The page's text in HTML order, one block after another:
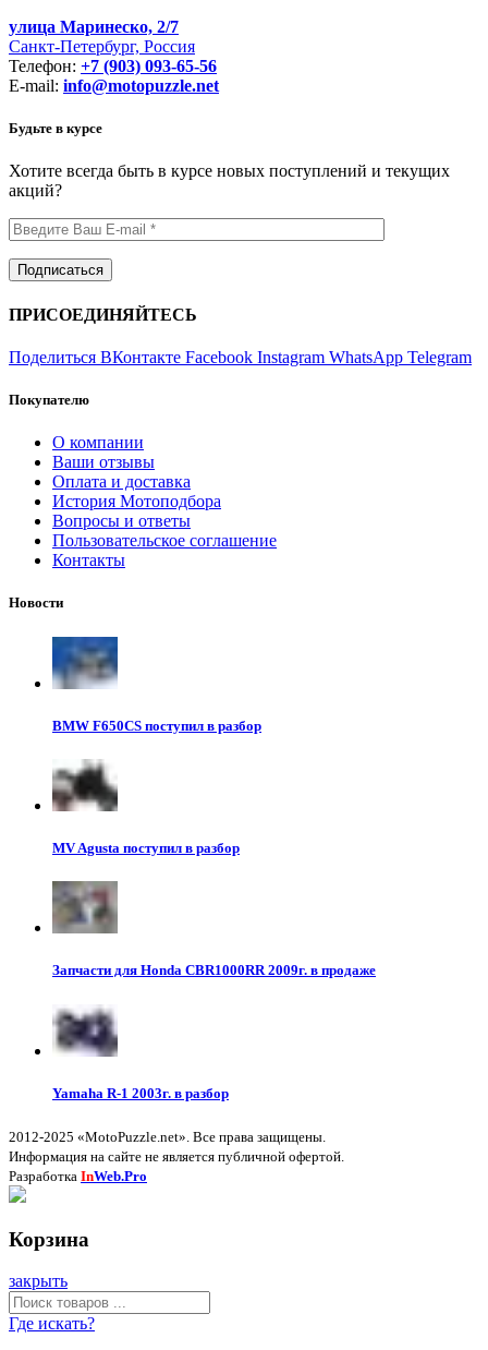
улица Маринеско, 2/7
Санкт-Петербург, Россия
Телефон: +7 (903) 093-65-56
E-mail: info@motopuzzle.net
Будьте в курсе
Хотите всегда быть в курсе новых поступлений и текущих
акций?
ПРИСОЕДИНЯЙТЕСЬ
Поделиться ВКонтакте Facebook Instagram WhatsApp Telegram
Покупателю
О компании
Ваши отзывы
Оплата и доставка
История Мотоподбора
Вопросы и ответы
Пользовательское соглашение
Контакты
Новости
BMW F650CS поступил в разбор
MV Agusta поступил в разбор
Запчасти для Honda CBR1000RR 2009г. в продаже
Yamaha R-1 2003г. в разбор
2012-2025 «MotoPuzzle.net». Все права защищены.
Информация на сайте не является публичной офертой.
Разработка InWeb.Pro
Корзина
закрыть
Где искать?